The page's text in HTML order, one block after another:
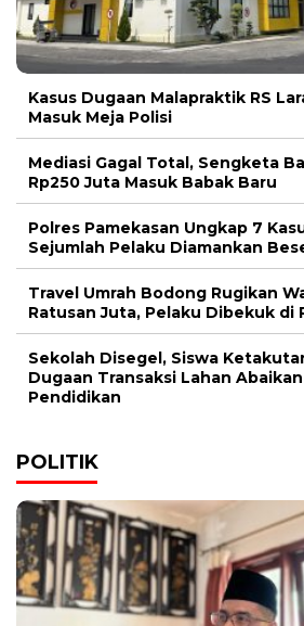
Kasus Dugaan Malapraktik RS
Masuk Meja Polisi
Mediasi Gagal Total, Sengketa
Rp250 Juta Masuk Babak Baru
Polres Pamekasan Ungkap 7
Sejumlah Pelaku Diamankan
Travel Umrah Bodong Rugikan
Ratusan Juta, Pelaku Dibekuk di
Sekolah Disegel, Siswa
Dugaan Transaksi Lahan
Pendidikan
POLITIK